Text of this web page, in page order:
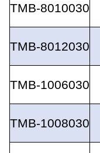
TMB-8010030
TMB-8012030
TMB-1006030
TMB-1008030